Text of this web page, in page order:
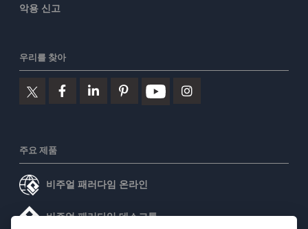
악용 신고
우리를 찾아
주요 제품
비주얼 패러다임 온라인
비주얼 패러다임 데스크톱